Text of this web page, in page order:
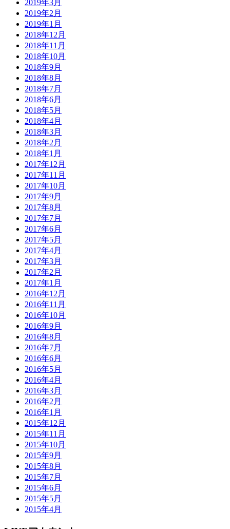
2019年3月
2019年2月
2019年1月
2018年12月
2018年11月
2018年10月
2018年9月
2018年8月
2018年7月
2018年6月
2018年5月
2018年4月
2018年3月
2018年2月
2018年1月
2017年12月
2017年11月
2017年10月
2017年9月
2017年8月
2017年7月
2017年6月
2017年5月
2017年4月
2017年3月
2017年2月
2017年1月
2016年12月
2016年11月
2016年10月
2016年9月
2016年8月
2016年7月
2016年6月
2016年5月
2016年4月
2016年3月
2016年2月
2016年1月
2015年12月
2015年11月
2015年10月
2015年9月
2015年8月
2015年7月
2015年6月
2015年5月
2015年4月